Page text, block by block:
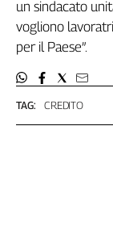
Abruzzo-
Molise
Alto
Adige
Basilicata
Calabria
TAG: CREDITO
un sindacato
vogliono
per il Paese”.